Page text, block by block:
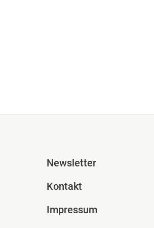
Fusszeile
Newsletter
Kontakt
Impressum